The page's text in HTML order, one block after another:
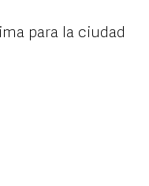
para la ciudad